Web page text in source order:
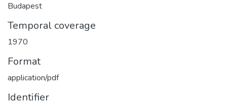
Budapest
Temporal coverage
1970
Format
application/pdf
Identifier